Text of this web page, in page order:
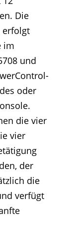
Die
erfolgt
im
und
oder
die vier
vier
der
die
verfügt